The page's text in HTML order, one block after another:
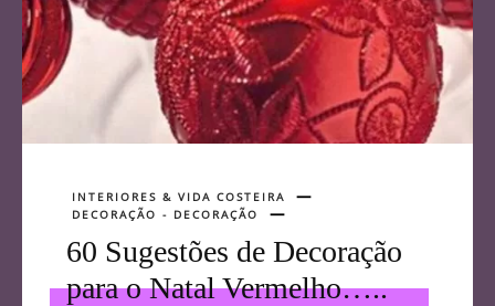
INTERIORES & VIDA COSTEIRA
DECORAÇÃO - DECORAÇÃO
60 Sugestões de Decoração
para o Natal Vermelho…..